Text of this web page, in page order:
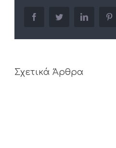
facebooktwitter linkedin
Σχετικά Άρθρα